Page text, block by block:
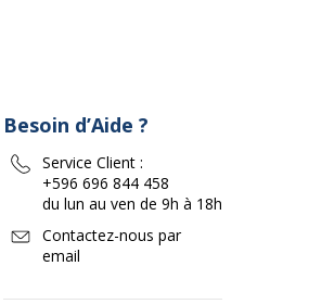
Besoin d’Aide ?
Service Client :
+596 696 844 458
du lun au ven de 9h à 18h
Contactez-nous par
email